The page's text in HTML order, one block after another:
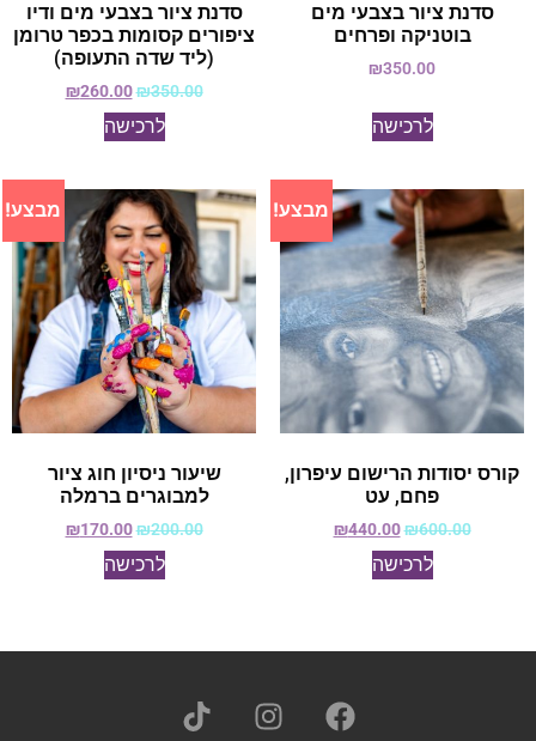
סדנת ציור בצבעי מים
בוטניקה ופרחים
₪350.00
לרכישה
סדנת ציור בצבעי מים ודיו
ציפורים קסומות בכפר טרומן
(ליד שדה התעופה)
₪350.00
₪260.00
לרכישה
מבצע!
קורס יסודות הרישום עיפרון,
פחם, עט
₪600.00
₪440.00
לרכישה
מבצע!
שיעור ניסיון חוג ציור
למבוגרים ברמלה
₪200.00
₪170.00
לרכישה